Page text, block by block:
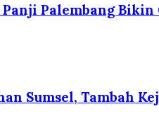
Palembang Bikin
Sumsel, Tambah